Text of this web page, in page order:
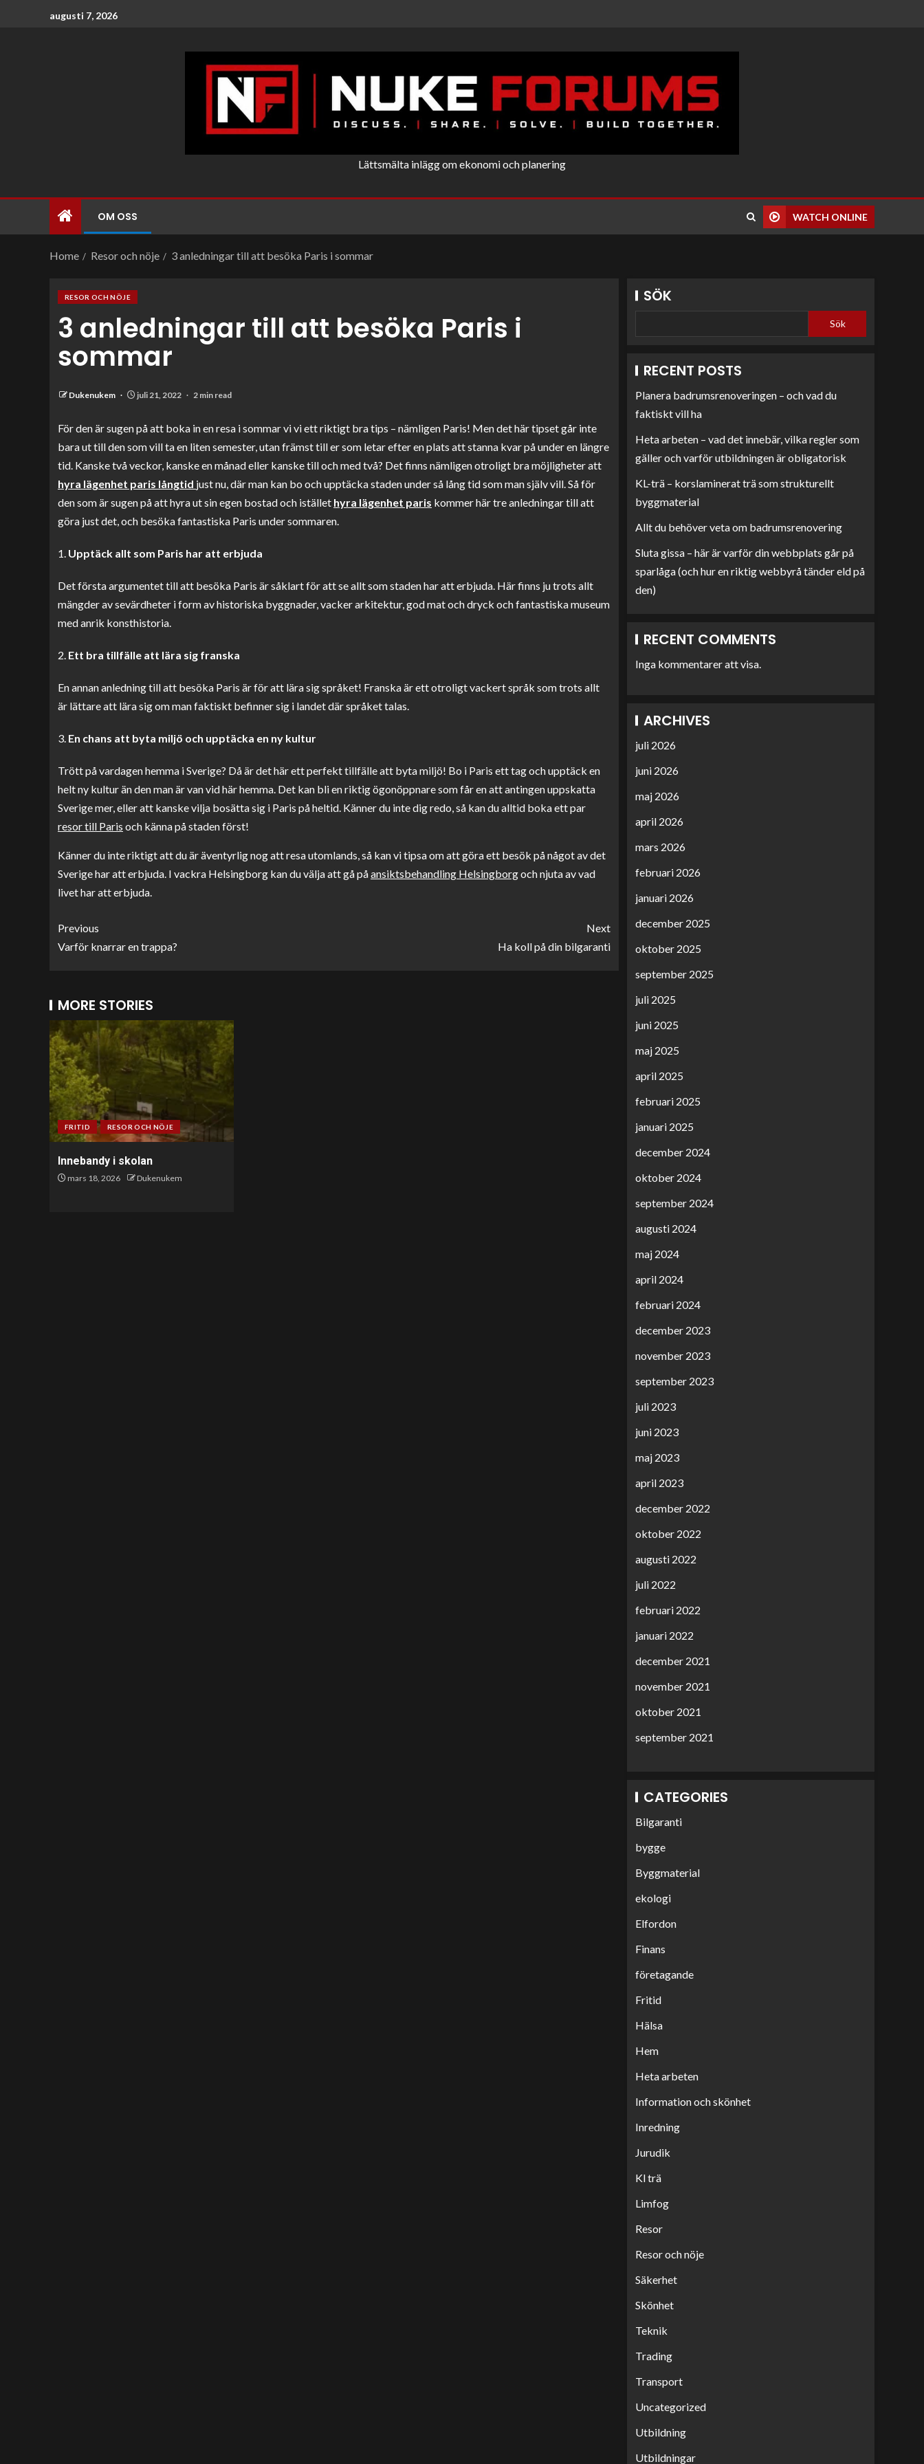
augusti 7, 2026
Lättsmälta inlägg om ekonomi och planering
OM OSS WATCH ONLINE
Home Resor och nöje 3 anledningar till att besöka Paris i sommar
RESOR OCH NÖJE
3 anledningar till att besöka Paris i
sommar
Dukenukem juli 21, 2022 2 min read
För den är sugen på att boka in en resa i sommar vi vi ett riktigt bra tips – nämligen Paris! Men det här tipset går inte
bara ut till den som vill ta en liten semester, utan främst till er som letar efter en plats att stanna kvar på under en längre
tid. Kanske två veckor, kanske en månad eller kanske till och med två? Det finns nämligen otroligt bra möjligheter att
hyra lägenhet paris långtid just nu, där man kan bo och upptäcka staden under så lång tid som man själv vill. Så för
den som är sugen på att hyra ut sin egen bostad och istället hyra lägenhet paris kommer här tre anledningar till att
göra just det, och besöka fantastiska Paris under sommaren.
Upptäck allt som Paris har att erbjuda
Det första argumentet till att besöka Paris är såklart för att se allt som staden har att erbjuda. Här finns ju trots allt
mängder av sevärdheter i form av historiska byggnader, vacker arkitektur, god mat och dryck och fantastiska museum
med anrik konsthistoria.
Ett bra tillfälle att lära sig franska
En annan anledning till att besöka Paris är för att lära sig språket! Franska är ett otroligt vackert språk som trots allt
är lättare att lära sig om man faktiskt befinner sig i landet där språket talas.
En chans att byta miljö och upptäcka en ny kultur
Trött på vardagen hemma i Sverige? Då är det här ett perfekt tillfälle att byta miljö! Bo i Paris ett tag och upptäck en
helt ny kultur än den man är van vid här hemma. Det kan bli en riktig ögonöppnare som får en att antingen uppskatta
Sverige mer, eller att kanske vilja bosätta sig i Paris på heltid. Känner du inte dig redo, så kan du alltid boka ett par
resor till Paris och känna på staden först!
Känner du inte riktigt att du är äventyrlig nog att resa utomlands, så kan vi tipsa om att göra ett besök på något av det
Sverige har att erbjuda. I vackra Helsingborg kan du välja att gå påansiktsbehandling Helsingborgoch njuta av vad
livet har att erbjuda.
Previous
Varför knarrar en trappa?
Next
Ha koll på din bilgaranti
MORE STORIES
FRITID RESOR OCH NÖJE
Innebandy i skolan
mars 18, 2026 Dukenukem
SÖK
Sök
RECENT POSTS
Planera badrumsrenoveringen – och vad du
faktiskt vill ha
Heta arbeten – vad det innebär, vilka regler som
gäller och varför utbildningen är obligatorisk
KL-trä – korslaminerat trä som strukturellt
byggmaterial
Allt du behöver veta om badrumsrenovering
Sluta gissa – här är varför din webbplats går på
sparlåga (och hur en riktig webbyrå tänder eld på
den)
RECENT COMMENTS
Inga kommentarer att visa.
ARCHIVES
juli 2026
juni 2026
maj 2026
april 2026
mars 2026
februari 2026
januari 2026
december 2025
oktober 2025
september 2025
juli 2025
juni 2025
maj 2025
april 2025
februari 2025
januari 2025
december 2024
oktober 2024
september 2024
augusti 2024
maj 2024
april 2024
februari 2024
december 2023
november 2023
september 2023
juli 2023
juni 2023
maj 2023
april 2023
december 2022
oktober 2022
augusti 2022
juli 2022
februari 2022
januari 2022
december 2021
november 2021
oktober 2021
september 2021
CATEGORIES
Bilgaranti
bygge
Byggmaterial
ekologi
Elfordon
Finans
företagande
Fritid
Hälsa
Hem
Heta arbeten
Information och skönhet
Inredning
Jurudik
Kl trä
Limfog
Resor
Resor och nöje
Säkerhet
Skönhet
Teknik
Trading
Transport
Uncategorized
Utbildning
Utbildningar